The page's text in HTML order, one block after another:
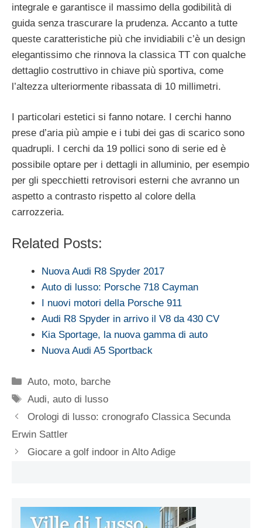
integrale e garantisce il massimo della godibilità di
guida senza trascurare la prudenza. Accanto a tutte
queste caratteristiche più che invidiabili c’è un design
elegantissimo che rinnova la classica TT con qualche
dettaglio costruttivo in chiave più sportiva, come
l’altezza ulteriormente ribassata di 10 millimetri.
I particolari estetici si fanno notare. I cerchi hanno
prese d’aria più ampie e i tubi dei gas di scarico sono
quadrupli. I cerchi da 19 pollici sono di serie ed è
possibile optare per i dettagli in alluminio, per esempio
per gli specchietti retrovisori esterni che avranno un
aspetto a contrasto rispetto al colore della
carrozzeria.
Related Posts:
Nuova Audi R8 Spyder 2017
Auto di lusso: Porsche 718 Cayman
I nuovi motori della Porsche 911
Audi R8 Spyder in arrivo il V8 da 430 CV
Kia Sportage, la nuova gamma di auto
Nuova Audi A5 Sportback
Categorie
Auto, moto, barche
Tag
Audi,auto di lusso
Orologi di lusso: cronografo Classica Secunda
Erwin Sattler
Giocare a golf indoor in Alto Adige